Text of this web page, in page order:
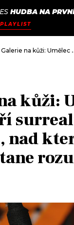
HUDBA NA
Galerie na kůži: Umělec Arlo tvoří surrealistická tetování, nad kterými vám zůstane rozum stát
kůži:
nad